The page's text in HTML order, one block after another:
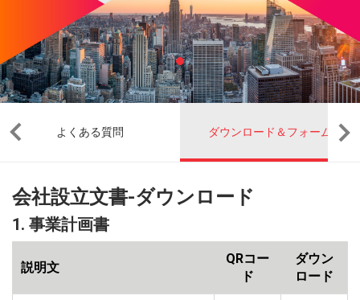
よくある質問 ダウンロード＆フォーム
会社設立文書-ダウンロード
1. 事業計画書
説明文
QRコー
ド
ダウン
ロード